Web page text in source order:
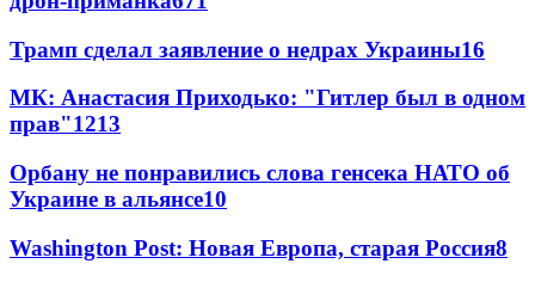
Трамп сделал заявление о недрах Украины16
МК: Анастасия Приходько: "Гитлер был в одном
прав"1213
Орбану не понравились слова генсека НАТО об
Украине в альянсе10
Washington Post: Новая Европа, старая Россия8